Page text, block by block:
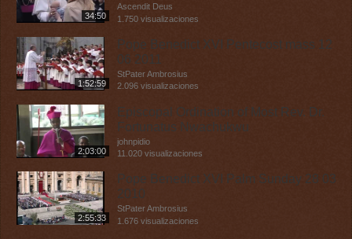
Ascendit Deus
1.750 visualizaciones
34:50
Pope Benedict XVI Pentecost mass 12
06 2011
StPater Ambrosius
2.096 visualizaciones
1:52:59
Episcopal Ordination of Most Rev. Dr.
Fortunatus Nwachukwu
johnpidio
11.020 visualizaciones
2:03:00
Pope Benedict XVI Palm Sunday 28 03
2010
StPater Ambrosius
1.676 visualizaciones
2:55:33